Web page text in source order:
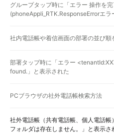
グループタップ時に「エラー 操作を完
(phoneAppli_RTK.ResponseErrorエラ
社内電話帳や着信画面の部署の並び順
部署タップ時に「エラー
found.」と表示された
PCブラウザの社外電話帳検索方法
社外電話帳（共有電話帳、個人電話
フォルダは存在しません。」と表示さ